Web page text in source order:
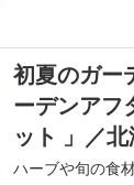
初夏のガー
ーデンアフ
ット 」／
ハーブや旬の食